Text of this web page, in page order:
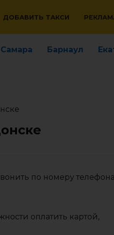
ДОБАВИТЬ ТАКСИ
Самара Барнаул
по номеру телефона
оплатить картой,